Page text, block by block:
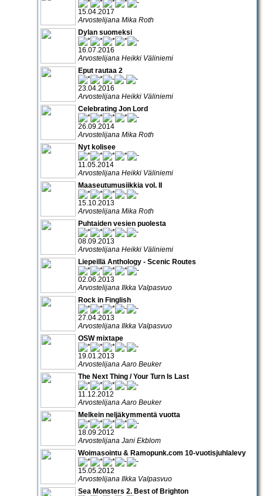
15.04.2017
Arvostelijana Mika Roth
Dylan suomeksi
16.07.2016
Arvostelijana Heikki Väliniemi
Eput rautaa 2
23.04.2016
Arvostelijana Heikki Väliniemi
Celebrating Jon Lord
26.09.2014
Arvostelijana Mika Roth
Nyt kolisee
11.05.2014
Arvostelijana Heikki Väliniemi
Maaseutumusiikkia vol. II
15.10.2013
Arvostelijana Mika Roth
Puhtaiden vesien puolesta
08.09.2013
Arvostelijana Heikki Väliniemi
Liepeillä Anthology - Scenic Routes
02.06.2013
Arvostelijana Ilkka Valpasvuo
Rock in Finglish
27.04.2013
Arvostelijana Ilkka Valpasvuo
OSW mixtape
19.01.2013
Arvostelijana Aaro Beuker
The Next Thing / Your Turn Is Last
11.12.2012
Arvostelijana Aaro Beuker
Melkein neljäkymmentä vuotta
18.09.2012
Arvostelijana Jani Ekblom
Woimasointu & Ramopunk.com 10-vuotisjuhlalevy
15.05.2012
Arvostelijana Ilkka Valpasvuo
Sea Monsters 2. Best of Brighton